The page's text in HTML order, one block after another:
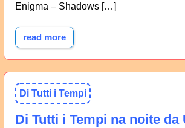
Enigma – Shadows […]
read more
Di Tutti i Tempi
Di Tutti i Tempi na noite da